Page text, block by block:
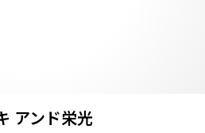
アンド栄光